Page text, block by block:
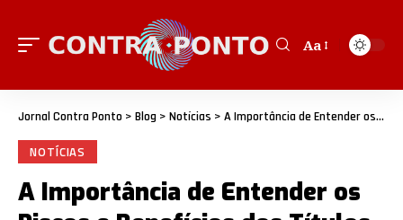
Aa
Jornal Contra Ponto > Blog > Notícias > A Importância de Entender os Riscos e Benefícios dos Títulos de Renda Fixa
NOTÍCIAS
A Importância de Entender os